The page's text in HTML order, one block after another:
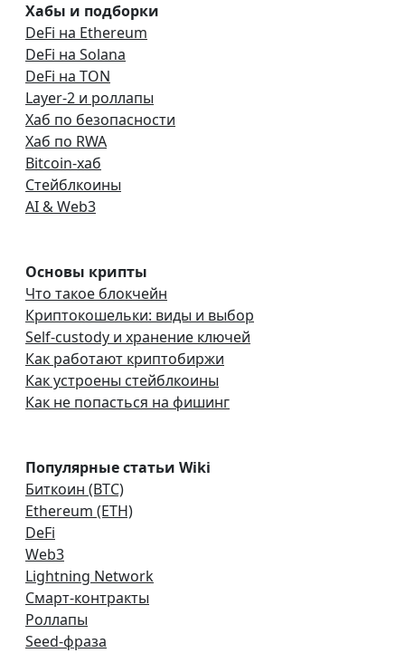
Хабы и подборки
DeFi на Ethereum
DeFi на Solana
DeFi на TON
Layer-2 и роллапы
Хаб по безопасности
Хаб по RWA
Bitcoin-хаб
Стейблкоины
AI & Web3
Основы крипты
Что такое блокчейн
Криптокошельки: виды и выбор
Self-custody и хранение ключей
Как работают криптобиржи
Как устроены стейблкоины
Как не попасться на фишинг
Популярные статьи Wiki
Биткоин (BTC)
Ethereum (ETH)
DeFi
Web3
Lightning Network
Смарт-контракты
Роллапы
Seed-фраза